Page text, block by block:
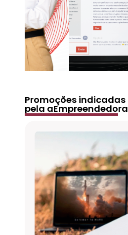
Promoções indicadas
pela aEmpreendedora